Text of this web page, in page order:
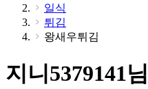
일식
튀김
왕새우튀김
지니5379141